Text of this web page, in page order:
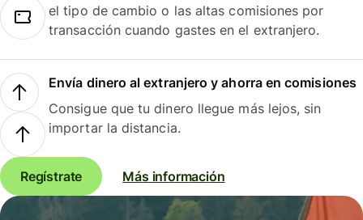
el tipo de cambio o las altas comisiones por
transacción cuando gastes en el extranjero.
Envía dinero al extranjero y ahorra en comisiones
Consigue que tu dinero llegue más lejos, sin
importar la distancia.
Regístrate Más información